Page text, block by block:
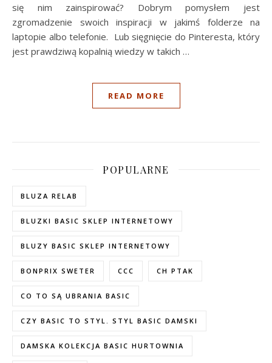
się nim zainspirować? Dobrym pomysłem jest
zgromadzenie swoich inspiracji w jakimś folderze na
laptopie albo telefonie. Lub sięgnięcie do Pinteresta, który
jest prawdziwą kopalnią wiedzy w takich …
READ MORE
POPULARNE
BLUZA RELAB
BLUZKI BASIC SKLEP INTERNETOWY
BLUZY BASIC SKLEP INTERNETOWY
BONPRIX SWETER CCC CH PTAK
CO TO SĄ UBRANIA BASIC
CZY BASIC TO STYL. STYL BASIC DAMSKI
DAMSKA KOLEKCJA BASIC HURTOWNIA